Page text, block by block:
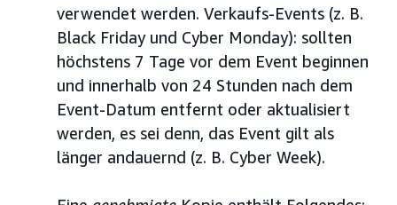
verwendet werden. Verkaufs-Events (z. B.
Black Friday und Cyber Monday): sollten
höchstens 7 Tage vor dem Event beginnen
und innerhalb von 24 Stunden nach dem
Event-Datum entfernt oder aktualisiert
werden, es sei denn, das Event gilt als
länger andauernd (z. B. Cyber Week).